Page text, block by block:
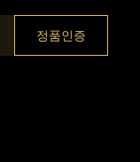
정품인증